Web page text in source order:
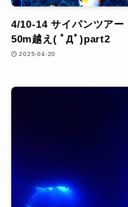
4/10-14 サイパンツア
50m越え( ﾟДﾟ)part2
2025-04-20